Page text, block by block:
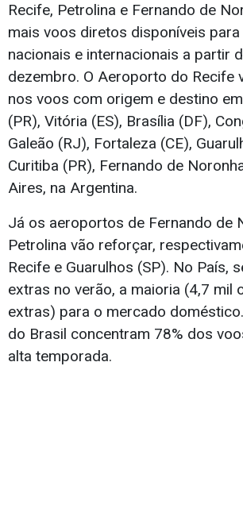
Recife, Petrolina e Fernando de
mais voos diretos disponíveis
nacionais e internacionais a partir
dezembro. O Aeroporto do Recife
nos voos com origem e destino
(PR), Vitória (ES), Brasília (DF),
Galeão (RJ), Fortaleza (CE),
Curitiba (PR), Fernando de
Aires, na Argentina.
Já os aeroportos de Fernando de
Petrolina vão reforçar,
Recife e Guarulhos (SP). No País,
extras no verão, a maioria (4,7 mil
extras) para o mercado
do Brasil concentram 78% dos
alta temporada.